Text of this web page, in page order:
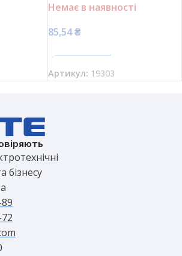
Немає в наявності
85,54₴
Артикул: 19303
бізнесу